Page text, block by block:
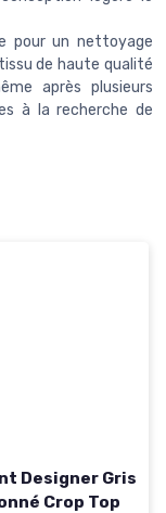
pour un nettoyage
de haute qualité
après plusieurs
à la recherche de
Designer Gris
Crop Top